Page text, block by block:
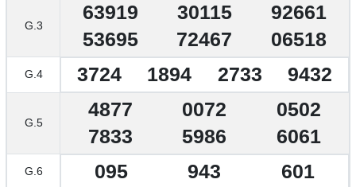
G.3
63919 30115
92661
53695
72467 06518
G.4 3724 1894 2733 9432
G.5
4877 0072
0502
7833
5986 6061
G.6 095 943 601